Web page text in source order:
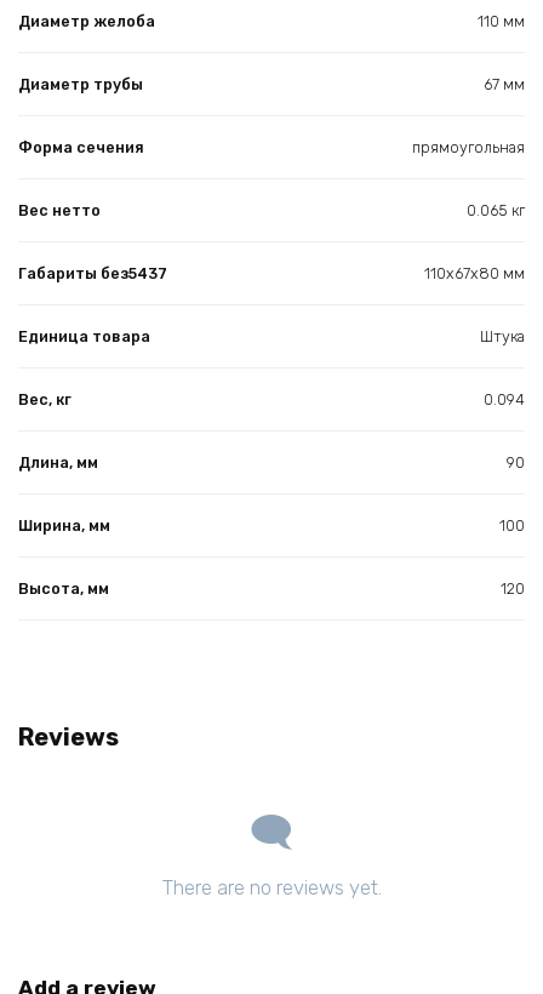
Диаметр желоба 110 мм
Диаметр трубы 67 мм
Форма сечения прямоугольная
Вес нетто 0.065 кг
Габариты без5437 110x67x80 мм
Единица товара Штука
Вес, кг 0.094
Длина, мм 90
Ширина, мм 100
Высота, мм 120
Reviews
There are no reviews yet.
Add a review